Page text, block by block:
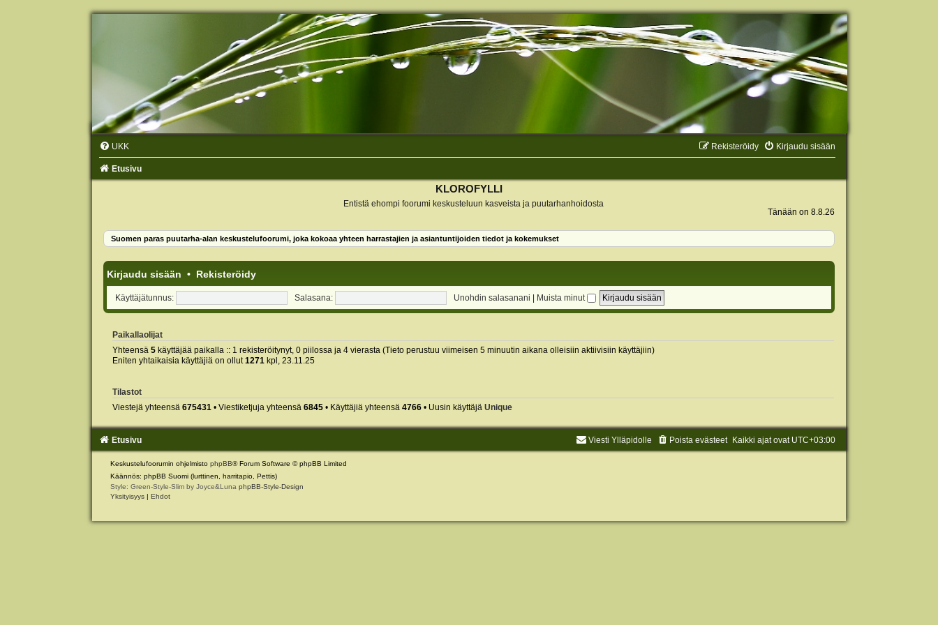
UKK Kirjaudu sisään
Rekisteröidy
Etusivu
KLOROFYLLI
Entistä ehompi foorumi keskusteluun kasveista ja puutarhanhoidosta
Tänään on 8.8.26
Suomen paras puutarha-alan keskustelufoorumi, joka kokoaa yhteen harrastajien ja asiantuntijoiden tiedot ja kokemukset
Kirjaudu sisään • Rekisteröidy
Käyttäjätunnus: Salasana: Unohdin salasanani | Muista minut
Paikallaolijat
Yhteensä 5käyttäjää paikalla :: 1 rekisteröitynyt, 0 piilossa ja 4 vierasta (Tieto perustuu viimeisen 5 minuutin aikana olleisiin aktiivisiin käyttäjiin)
Eniten yhtaikaisia käyttäjiä on ollut1271kpl, 23.11.25
Tilastot
Viestejä yhteensä 675431 • Viestiketjuja yhteensä 6845• Käyttäjiä yhteensä 4766• Uusin käyttäjä Unique
Etusivu Kaikki ajat ovat UTC+03:00
Poista evästeet
Viesti Ylläpidolle
Keskustelufoorumin ohjelmisto phpBB® Forum Software © phpBB Limited
Käännös: phpBB Suomi (lurttinen, harritapio, Pettis)
Style: Green-Style-Slim by Joyce&Luna phpBB-Style-Design
Yksityisyys | Ehdot